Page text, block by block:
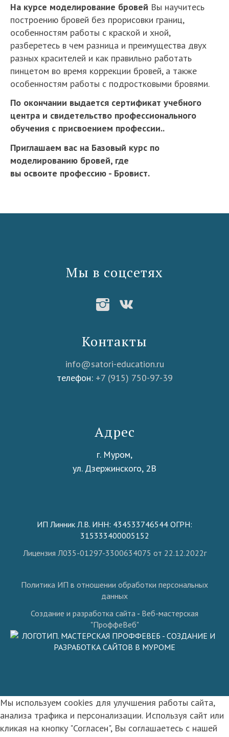
На курсе моделирование бровей Вы научитесь
построению бровей без прорисовки границ,
особенностям работы с краской и хной,
разберетесь в чем разница и преимущества двух
разных красителей и как правильно работать
пинцетом во время коррекции бровей, а также
особенностям работы с подростковыми бровями.
По окончании выдается сертификат учебного
центра и свидетельство профессионального
обучения с присвоением профессии..
Приглашаем вас на Базовый курс по
моделированию бровей, где
вы освоите профессию - Бровист.
Мы в соцсетях
Контакты
info@satori-education.ru
телефон: +7 (915) 750-97-39
Адрес
г. Муром,
ул. Дзержинского, 2В
ИП Линник Л.В. ИНН: 434533746544 ОГРН:
315333400005152
Лицензия Л035-01297-3300634075 от 22.12.2022г
Политика ИП в отношении обработки персональных
данных
Создание и разработка сайта - Веб-мастерская
"ПроффеВеб"
Мы используем cookies для улучшения работы сайта,
анализа трафика и персонализации. Используя сайт или
кликая на кнопку "Согласен", Вы соглашаетесь с нашей